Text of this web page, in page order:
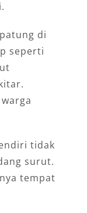
di
seperti
tidak
surut.
tempat